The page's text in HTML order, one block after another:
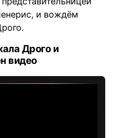
и вождём
Дрого и
видео